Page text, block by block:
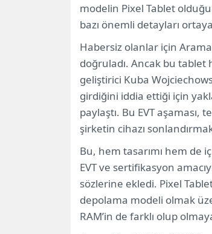
modelin Pixel Tablet
bazı önemli detayları ortaya
Habersiz olanlar için
doğruladı. Ancak bu tablet
geliştirici Kuba
girdiğini iddia ettiği için
paylaştı. Bu EVT aşaması,
şirketin cihazı
Bu, hem tasarımı hem de
EVT ve sertifikasyon
sözlerine ekledi. Pixel
depolama modeli olmak
RAM’in de farklı olup